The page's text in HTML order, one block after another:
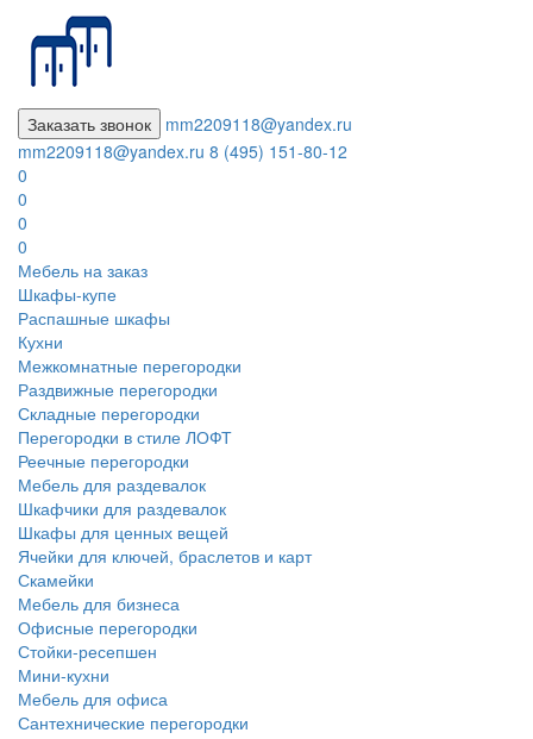
Заказать звонок
mm2209118@yandex.ru
mm2209118@yandex.ru 8 (495) 151-80-12
0
0
0
0
Мебель на заказ
Шкафы-купе
Распашные шкафы
Кухни
Межкомнатные перегородки
Раздвижные перегородки
Складные перегородки
Перегородки в стиле ЛОФТ
Реечные перегородки
Мебель для раздевалок
Шкафчики для раздевалок
Шкафы для ценных вещей
Ячейки для ключей, браслетов и карт
Скамейки
Мебель для бизнеса
Офисные перегородки
Стойки-ресепшен
Мини-кухни
Мебель для офиса
Сантехнические перегородки